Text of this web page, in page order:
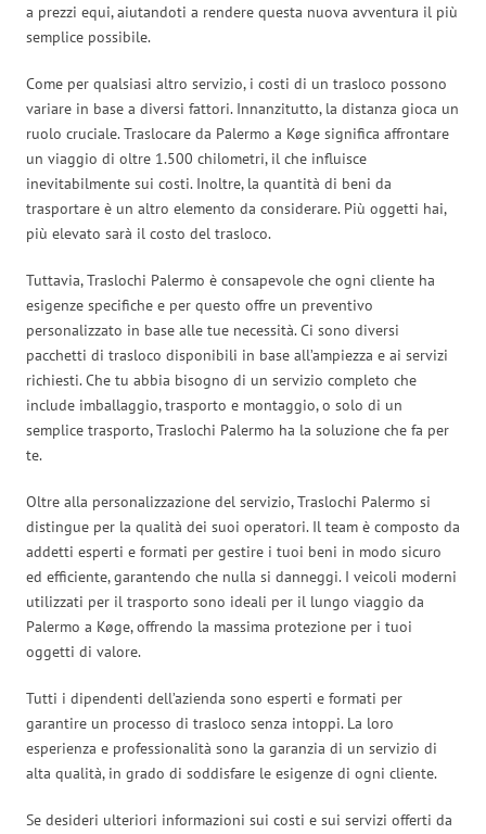
a prezzi equi, aiutandoti a rendere questa nuova avventura il più
semplice possibile.
Come per qualsiasi altro servizio, i costi di un trasloco possono
variare in base a diversi fattori. Innanzitutto, la distanza gioca un
ruolo cruciale. Traslocare da Palermo a Køge significa affrontare
un viaggio di oltre 1.500 chilometri, il che influisce
inevitabilmente sui costi. Inoltre, la quantità di beni da
trasportare è un altro elemento da considerare. Più oggetti hai,
più elevato sarà il costo del trasloco.
Tuttavia, Traslochi Palermo è consapevole che ogni cliente ha
esigenze specifiche e per questo offre un preventivo
personalizzato in base alle tue necessità. Ci sono diversi
pacchetti di trasloco disponibili in base all’ampiezza e ai servizi
richiesti. Che tu abbia bisogno di un servizio completo che
include imballaggio, trasporto e montaggio, o solo di un
semplice trasporto, Traslochi Palermo ha la soluzione che fa per
te.
Oltre alla personalizzazione del servizio, Traslochi Palermo si
distingue per la qualità dei suoi operatori. Il team è composto da
addetti esperti e formati per gestire i tuoi beni in modo sicuro
ed efficiente, garantendo che nulla si danneggi. I veicoli moderni
utilizzati per il trasporto sono ideali per il lungo viaggio da
Palermo a Køge, offrendo la massima protezione per i tuoi
oggetti di valore.
Tutti i dipendenti dell’azienda sono esperti e formati per
garantire un processo di trasloco senza intoppi. La loro
esperienza e professionalità sono la garanzia di un servizio di
alta qualità, in grado di soddisfare le esigenze di ogni cliente.
Se desideri ulteriori informazioni sui costi e sui servizi offerti da